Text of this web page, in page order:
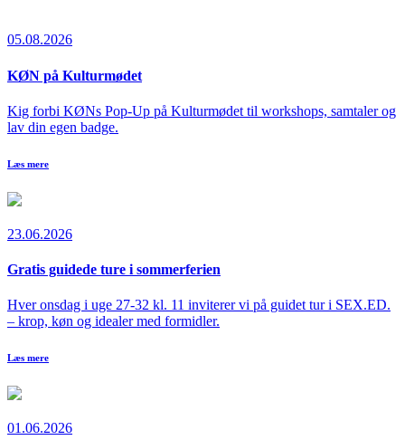
05.08.2026
KØN på Kulturmødet
Kig forbi KØNs Pop-Up på Kulturmødet til workshops, samtaler og
lav din egen badge.
Læs mere
23.06.2026
Gratis guidede ture i sommerferien
Hver onsdag i uge 27-32 kl. 11 inviterer vi på guidet tur i SEX.ED.
– krop, køn og idealer med formidler.
Læs mere
01.06.2026